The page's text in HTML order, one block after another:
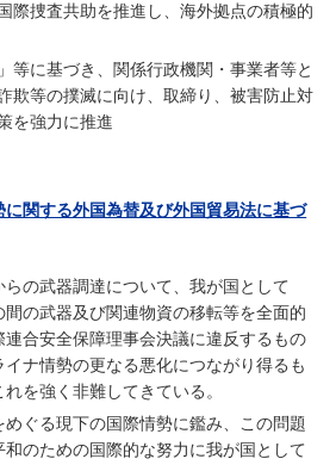
際捜査共助を推進し、海外拠点の積極的
等に基づき、関係行政機関・事業者等と
欺等の撲滅に向け、取締り、被害防止対
を強力に推進
関する外国為替及び外国貿易法に基づ
らの武器調達について、我が国として
の武器及び関連物資の移転等を全面的
合安全保障理事会決議に違反するもの
ナ情勢の更なる悪化につながり得るも
を強く非難してきている。
めぐる現下の国際情勢に鑑み、この問題
のための国際的な努力に我が国として